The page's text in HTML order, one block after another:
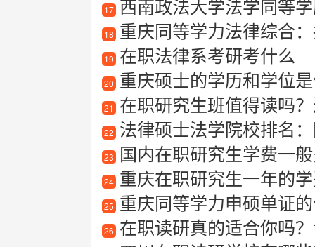
17 西南政法大学法学同等
18 重庆同等学力法律综合
19 在职法律系考研考什么
20 重庆硕士的学历和学位
21 在职研究生班值得读吗
22 法律硕士法学院校排名
23 国内在职研究生学费一
24 重庆在职研究生一年的
25 重庆同等学力申硕单证
26 在职读研真的适合你吗